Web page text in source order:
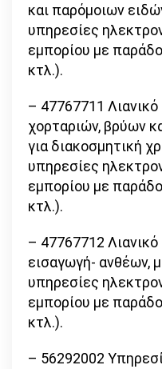
και παρόμοιων
υπηρεσίες
εμπορίου με
κτλ.).
– 47767711
χορταριών, βρύων
για διακοσμητική
υπηρεσίες
εμπορίου με
κτλ.).
– 47767712
εισαγωγή- ανθέων,
υπηρεσίες
εμπορίου με
κτλ.).
– 56292002